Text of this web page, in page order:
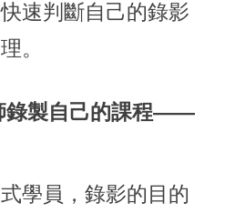
速判斷自己的錄影
。
錄製自己的課程——
學員，錄影的目的